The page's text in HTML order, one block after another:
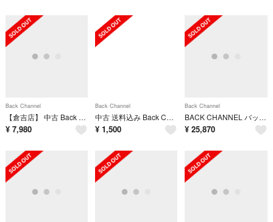
Back Channel
【倉吉店】 中古 Back Channel | バックチャンネル マウンテンパーカー マウンテンパーカー チャコールグレー サイズ：L 【95】
¥ 7,980
Back Channel
中古 送料込み Back Channel カタログ 4冊セット
¥ 1,500
Back Channel
BACK CHANNEL バックチャンネル スタジャン ブラック 黒 サイズ:L | オールシープスキンレザー スタジャン (LEATHER STADIUM JACKET) | アウター ジャケット ブルゾン 上着【メンズ】【中古】
¥ 25,870